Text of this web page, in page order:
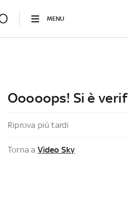
MENU
Ooooops! Si è
Riprova più tardi
Torna a Video Sky